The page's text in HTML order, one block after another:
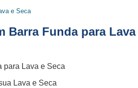
e Seca
Barra Funda para Lava
para Lava e Seca
Lava e Seca